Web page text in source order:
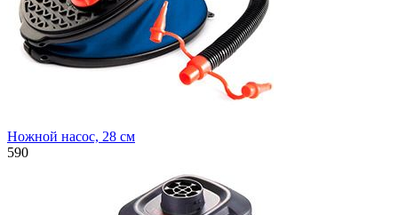
Ножной насос, 28 см
590